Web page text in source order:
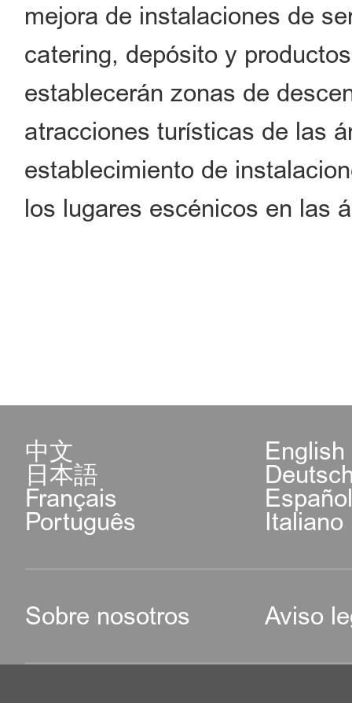
mejora de instalaciones de
catering, depósito y
establecerán zonas de
atracciones turísticas de las
establecimiento de
los lugares escénicos en las
中文 English
日本語
Français
Português Italiano
Sobre nosotros Aviso